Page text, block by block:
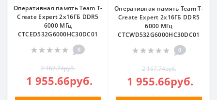
Оперативная память Team T-
Create Expert 2x16ГБ DDR5
6000 МГц
CTCED532G6000HC30DC01
0
2 167.74руб.
1 955.66руб.
Оперативная память Team T-
Create Expert 2x16ГБ DDR5
6000 МГц
CTCWD532G6000HC30DC01
0
2 167.74руб.
1 955.66руб.